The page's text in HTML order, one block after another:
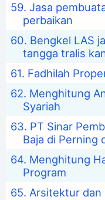
Jasa
perbaikan
Bengkel LAS
tangga tralis
Fadhilah
Menghitung
Syariah
PT Sinar
Baja di Perning
Menghitung
Program
Arsitektur dan